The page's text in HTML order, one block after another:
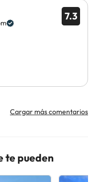
7.3
Cargar más comentarios
te pueden